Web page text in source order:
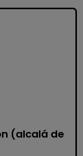
(alcalá de